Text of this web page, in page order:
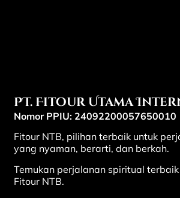
PT. Fitour Utama
Nomor PPIU: 24092200057650010
Fitour NTB, pilihan terbaik untuk
yang nyaman, berarti, dan berkah.
Temukan perjalanan spiritual
Fitour NTB.